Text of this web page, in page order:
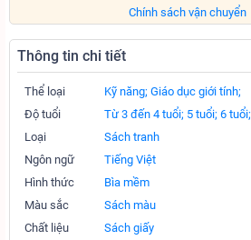
Chính sách vận chuyển
Thông tin chi tiết
Thể loại Kỹ năng; Giáo dục giới tính;
Độ tuổi
Từ 3 đến 4 tuổi; 5 tuổi; 6 tuổi;
Loại
Sách tranh
Ngôn ngữ
Tiếng Việt
Hình thức
Bìa mềm
Màu sắc
Sách màu
Chất liệu
Sách giấy